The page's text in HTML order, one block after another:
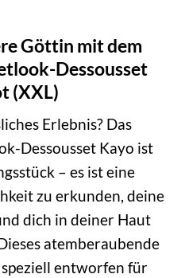
Göttin mit dem
Dessousset
(XXL)
Erlebnis? Das
Dessousset Kayo ist
– es ist eine
zu erkunden, deine
dich in deiner Haut
atemberaubende
entworfen für